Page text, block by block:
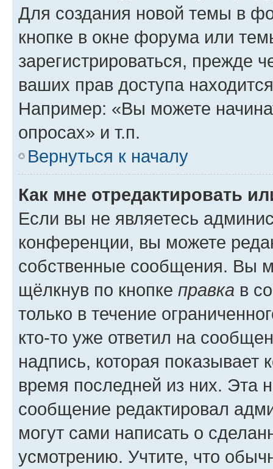
Для создания новой темы в
кнопке в окне форума или
зарегистрироваться, прежде
ваших прав доступа
Например: «Вы можете
опросах» и т.п.
Вернуться к началу
Как мне отредактировать
Если вы не являетесь
конференции, вы можете
собственные сообщения. Вы
щёлкнув по кнопке правка в
только в течение
кто-то уже ответил на
надпись, которая показывает
время последней из них. Эта
сообщение редактировал
могут сами написать о
усмотрению. Учтите, что